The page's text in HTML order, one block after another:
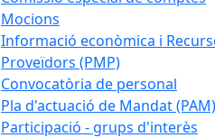
Mocions
Informació econòmica i
Proveïdors (PMP)
Convocatòria de personal
Pla d'actuació de Mandat (PAM)
Participació - grups d'interès